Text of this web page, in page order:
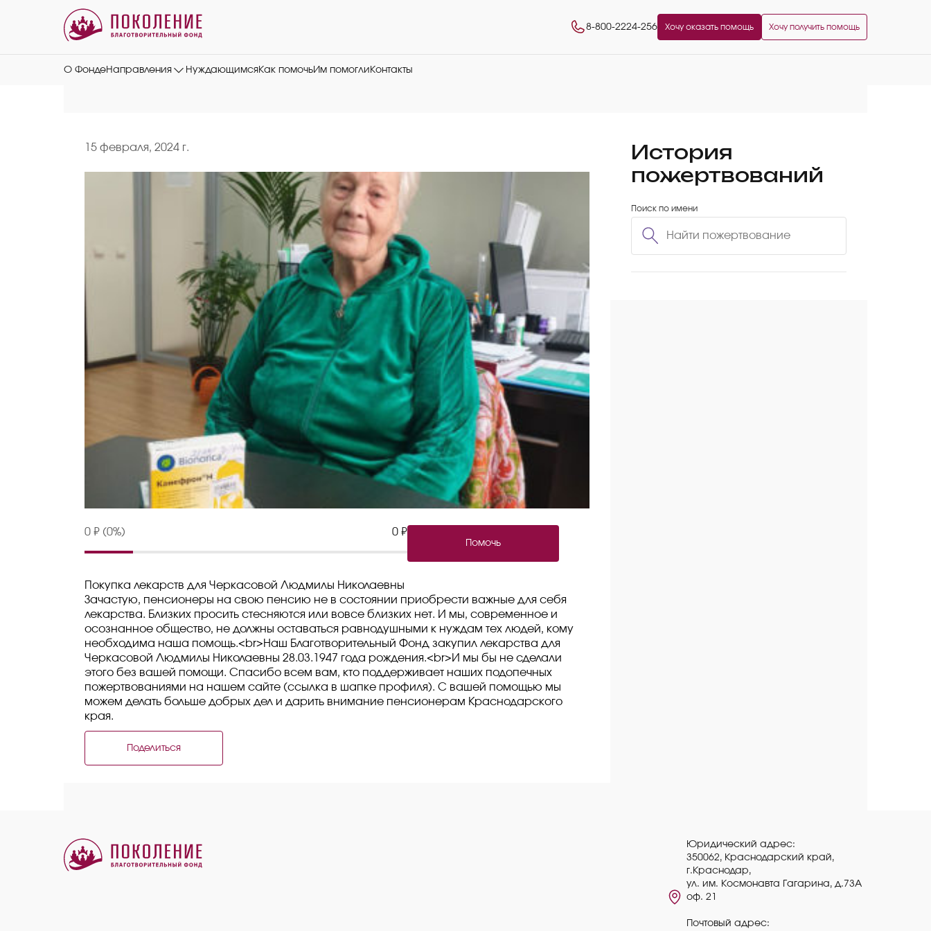
8-800-2224-256 Хочу оказать помощь Хочу получить помощь
О ФондеНаправления НуждающимсяКак помочьИм помогли Контакты
15 февраля, 2024 г.
0 ₽ (0%) 0 ₽
Помочь
Покупка лекарств для Черкасовой Людмилы Николаевны
Зачастую, пенсионеры на свою пенсию не в состоянии приобрести важные для себя
лекарства. Близких просить стесняются или вовсе близких нет. И мы, современное и
осознанное общество, не должны оставаться равнодушными к нуждам тех людей, кому
необходима наша помощь.<br>Наш Благотворительный Фонд закупил лекарства для
Черкасовой Людмилы Николаевны 28.03.1947 года рождения.<br>И мы бы не сделали
этого без вашей помощи. Спасибо всем вам, кто поддерживает наших подопечных
пожертвованиями на нашем сайте (ссылка в шапке профиля). С вашей помощью мы
можем делать больше добрых дел и дарить внимание пенсионерам Краснодарского
края.
Поделиться
История
пожертвований
Поиск по имени
Юридический адрес:
350062, Краснодарский край,
г.Краснодар,
ул. им. Космонавта Гагарина, д.73А
оф. 21
Почтовый адрес: